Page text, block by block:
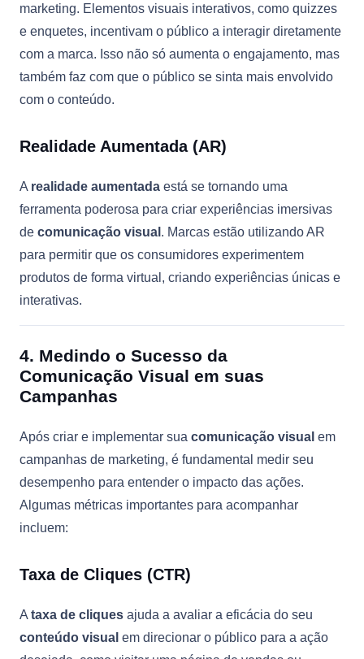
marketing. Elementos visuais interativos, como quizzes
e enquetes, incentivam o público a interagir diretamente
com a marca. Isso não só aumenta o engajamento, mas
também faz com que o público se sinta mais envolvido
com o conteúdo.
Realidade Aumentada (AR)
A realidade aumentada está se tornando uma
ferramenta poderosa para criar experiências imersivas
de comunicação visual . Marcas estão utilizando AR
para permitir que os consumidores experimentem
produtos de forma virtual, criando experiências únicas e
interativas.
4. Medindo o Sucesso da
Comunicação Visual em suas
Campanhas
Após criar e implementar sua comunicação visual em
campanhas de marketing, é fundamental medir seu
desempenho para entender o impacto das ações.
Algumas métricas importantes para acompanhar
incluem:
Taxa de Cliques (CTR)
A taxa de cliques ajuda a avaliar a eficácia do seu
conteúdo visual em direcionar o público para a ação